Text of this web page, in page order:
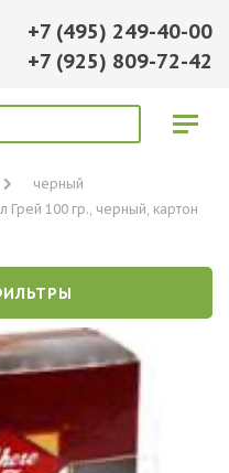
+7 (495) 249-40-00
+7 (925) 809-72-42
черный
Грей 100 гр., черный, картон